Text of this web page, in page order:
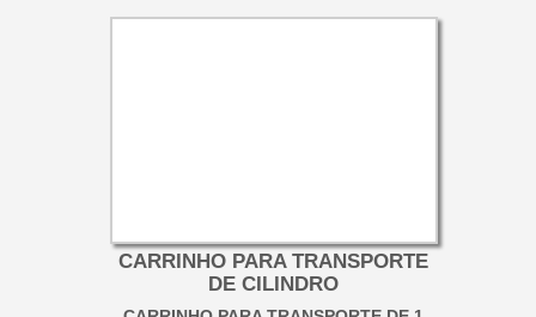
CARRINHO PARA TRANSPORTE
DE CILINDRO